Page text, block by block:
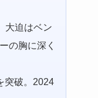
大迫はベン
の胸に深く
突破。2024